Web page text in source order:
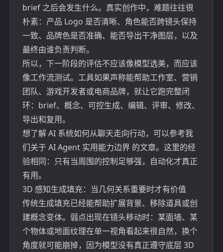
brief 之后会发生什么。真实创作中，难题往往很
朴素：产品 Logo 是否清晰、角色能否跨镜头保持
一致、品牌色是否准确、能否导出干净图层，以及
最终由谁负责判断。
所以，下一阶段的评估不应该像模型选美，而应该
像工作流测试。工具如果声称能帮助工作室、营销
团队、游戏开发者或电商品牌，就让它跑完整闭
环：brief、概念、可控生成、编辑、评审、修改、
导出和复用。
想了解 AI 系统如何从聊天走向行动，可以参考我
们关于 AI Agent 实用能力边界 的文章。这里的经
验相同：只有当周围的控制足够强，自动化才真正
有用。
3D 感知生成填充：当几何关系重要时才有价值
传统生成填充已经能帮助扩展背景、移除道具或创
建概念变体。弱点出现在镜头移动时：某面墙、某
个物体或地面纹理在单一视角看起来很自然，换个
角度就可能崩掉，因为模型没有真正遵守底层 3D